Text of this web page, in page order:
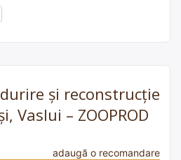
și reconstrucție
Vaslui – ZOOPROD
adaugă o recomandare